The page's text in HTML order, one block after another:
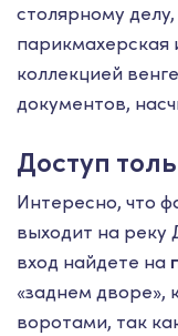
столярному
парикмахерская
коллекцией
документов,
Доступ
Интересно, что
выходит на реку
вход найдете на
«заднем дворе»,
воротами, так